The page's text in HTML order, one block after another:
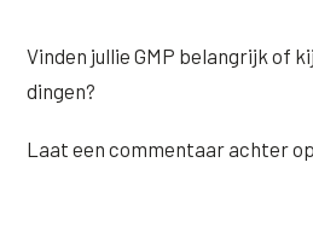
Vinden jullie GMP belangrijk of
dingen?
Laat een commentaar achter